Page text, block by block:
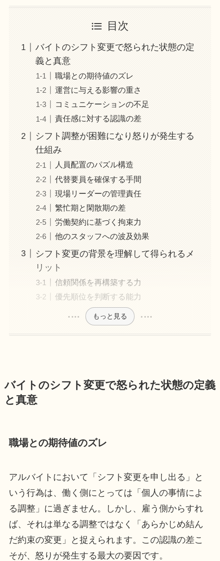
目次
バイトのシフト変更で怒られた状態の定
義と真意
職場との期待値のズレ
運営に与える影響の重さ
コミュニケーションの不足
責任感に対する認識の差
シフト調整が困難になり怒りが発生する
仕組み
人員配置のパズル構造
代替要員を確保する手間
現場リーダーの管理責任
繁忙期と閑散期の差
労働契約に基づく拘束力
他のスタッフへの波及効果
シフト変更の背景を理解して得られるメ
リット
信頼関係を再構築する力
優先順位を判断する能力
もっと見る
バイトのシフト変更で怒られた状態の定義
と真意
職場との期待値のズレ
アルバイトにおいて「シフト変更を申し出る」と
いう行為は、働く側にとっては「個人の事情によ
る調整」に過ぎません。しかし、雇う側からすれ
ば、それは単なる調整ではなく「あらかじめ結ん
だ約束の変更」と捉えられます。この認識の差こ
そが、怒りが発生する最大の要因です。